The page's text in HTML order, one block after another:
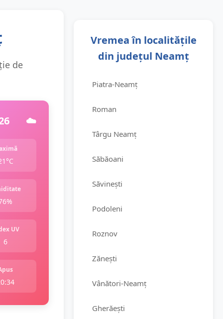
de
☁️
UV
6
Vremea în localitățile
din județul Neamț
Piatra-Neamț
Roman
Târgu Neamț
Săbăoani
Săvinești
Podoleni
Roznov
Zănești
Vânători-Neamț
Gherăești